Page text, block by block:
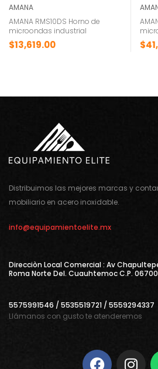
AMANA
AMANA RMS10DS Horno de
microondas industrial
$13,619.00 $
Distribuimos las mejores marcas y
mobiliario en acero inoxidable.
info@equipamientoelite.mx
Direcciòn Local Comercial : Av
Roma Norte Del. Cuauhtemoc C.P.
5575991546 / 5535519721 / 5559294337
Llámanos con gusto te atenderemos